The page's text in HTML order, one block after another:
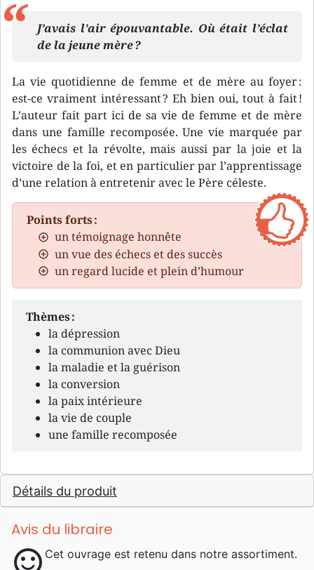
J’avais l’air épouvantable. Où était l’éclat
de la jeune mère ?
La vie quotidienne de femme et de mère au foyer :
est-ce vraiment intéressant ? Eh bien oui, tout à fait !
L’auteur fait part ici de sa vie de femme et de mère
dans une famille recomposée. Une vie marquée par
les échecs et la révolte, mais aussi par la joie et la
victoire de la foi, et en particulier par l’apprentissage
d’une relation à entretenir avec le Père céleste.
Points forts :
un témoignage honnête
un vue des échecs et des succès
un regard lucide et plein d’humour
Thèmes :
la dépression
la communion avec Dieu
la maladie et la guérison
la conversion
la paix intérieure
la vie de couple
une famille recomposée
Détails du produit
Avis du libraire
sentiment_satisfied Cet ouvrage est retenu dans notre assortiment.